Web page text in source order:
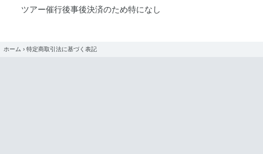
ツアー催行後事後決済のため特になし
ホーム › 特定商取引法に基づく表記